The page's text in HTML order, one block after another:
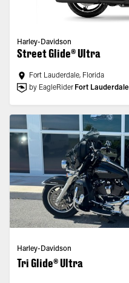
Harley-Davidson
Street Glide® Ultra
Fort Lauderdale, Florida
by EagleRider Fort Lauderdale
Harley-Davidson
Tri Glide® Ultra